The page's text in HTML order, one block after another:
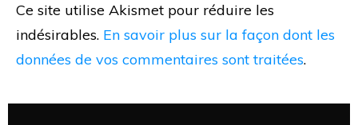
Ce site utilise Akismet pour réduire les
indésirables. En savoir plus sur la façon dont les
données de vos commentaires sont traitées.